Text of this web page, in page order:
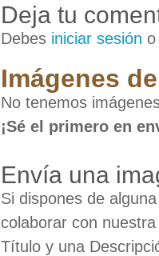
Deja tu
Debes iniciar sesión
Imágenes
No tenemos
¡Sé el primero en
Envía una
Si dispones de
colaborar con
Título y una